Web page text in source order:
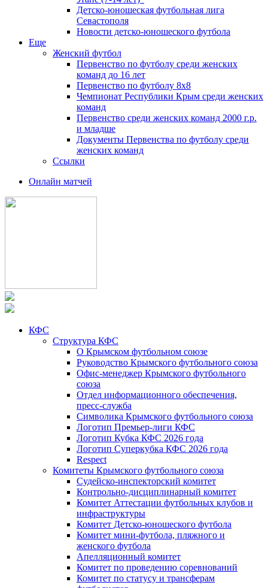
Детско-юношеская футбольная лига
Севастополя
Новости детско-юношеского футбола
Еще
Женский футбол
Первенство по футболу среди женских
команд до 16 лет
Первенство по футболу 8х8
Чемпионат Республики Крым среди женских
команд
Первенство среди женских команд 2000 г.р.
и младше
Документы Первенства по футболу среди
женских команд
Ссылки
Онлайн матчей
КФС
Структура КФС
О Крымском футбольном союзе
Руководство Крымского футбольного союза
Офис-менеджер Крымского футбольного
союза
Отдел информационного обеспечения,
пресс-служба
Символика Крымского футбольного союза
Логотип Премьер-лиги КФС
Логотип Кубка КФС 2026 года
Логотип Суперкубка КФС 2026 года
Respect
Комитеты Крымского футбольного союза
Судейско-инспекторский комитет
Контрольно-дисциплинарный комитет
Комитет Аттестации футбольных клубов и
инфраструктуры
Комитет Детско-юношеского футбола
Комитет мини-футбола, пляжного и
женского футбола
Апелляционный комитет
Комитет по проведению соревнований
Комитет по статусу и трансферам